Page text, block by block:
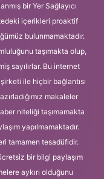
bir Yer Sağlayıcı
içerikleri proaktif
bulunmamaktadır.
taşımakta olup,
sayılırlar. Bu internet
ile hiçbir bağlantısı
makaleler
niteliği taşımamakta
yapılmamaktadır.
tamamen tesadüfidir.
bir bilgi paylaşım
aykırı olduğunu